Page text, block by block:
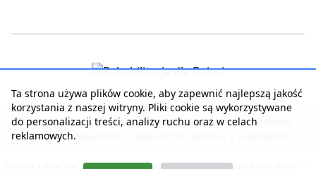
Strona główna | Kontakt z serwisem | Reklama w serwisie
Polityka prywatności
Ta strona używa plików cookie, aby zapewnić najlepszą jakość
korzystania z naszej witryny. Pliki cookie są wykorzystywane
do personalizacji treści, analizy ruchu oraz w celach
reklamowych.